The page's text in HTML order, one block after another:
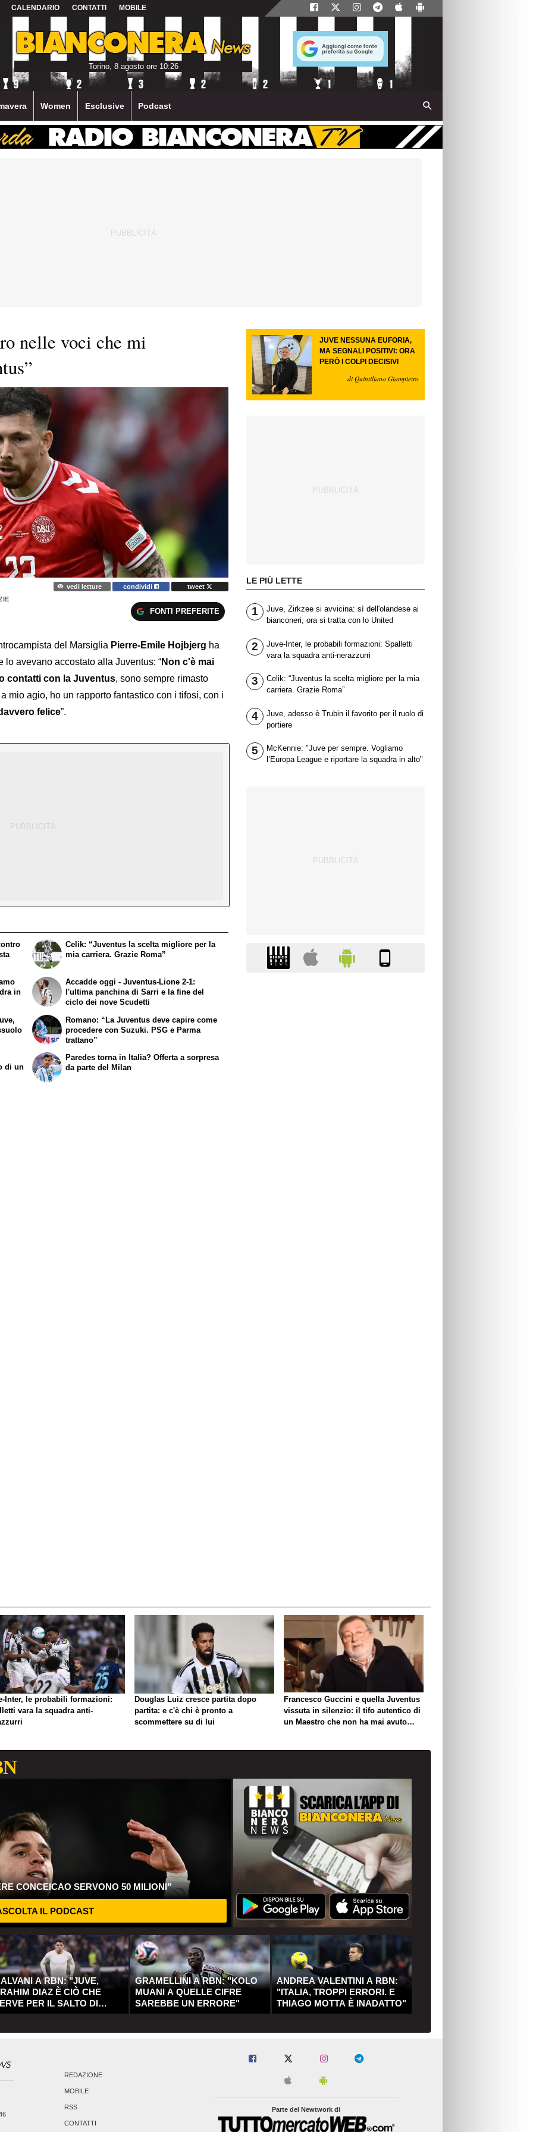
CALENDARIO CONTATTI MOBILE
Torino, 8 agosto ore 10:26
Women Esclusive Podcast
nelle voci che mi
vedi letture condividi
tweet
FONTI PREFERITE
del Marsiglia Pierre-Emile Hojbjerg ha
avevano accostato alla Juventus: “Non c'è mai
contatti con la Juventus, sono sempre rimasto
mio agio, ho un rapporto fantastico con i tifosi, con i
felice”.
in
Celik: “Juventus la scelta migliore per la
mia carriera. Grazie Roma”
Accadde oggi - Juventus-Lione 2-1:
l'ultima panchina di Sarri e la fine del
ciclo dei nove Scudetti
di un
Romano: “La Juventus deve capire come
procedere con Suzuki. PSG e Parma
trattano”
Paredes torna in Italia? Offerta a sorpresa
da parte del Milan
JUVE NESSUNA EUFORIA,
MA SEGNALI POSITIVI: ORA
PERÒ I COLPI DECISIVI
di Quintiliano Giampietro
LE PIÙ LETTE
1
Juve, Zirkzee si avvicina: sì dell'olandese ai
bianconeri, ora si tratta con lo United
2
Juve-Inter, le probabili formazioni: Spalletti
vara la squadra anti-nerazzurri
3
Celik: “Juventus la scelta migliore per la mia
carriera. Grazie Roma”
4
Juve, adesso è Trubin il favorito per il ruolo di
portiere
5
McKennie: "Juve per sempre. Vogliamo
l’Europa League e riportare la squadra in alto"
Inter, le probabili formazioni:
vara la squadra anti-
Douglas Luiz cresce partita dopo
partita: e c'è chi è pronto a
scommettere su di lui
Francesco Guccini e quella Juventus
vissuta in silenzio: il tifo autentico di
un Maestro che non ha mai avuto
CONCEICAO SERVONO 50 MILIONI"
IL PODCAST
A RBN: "JUVE,
DIAZ È CIÒ CHE
PER IL SALTO DI
GRAMELLINI A RBN: "KOLO
MUANI A QUELLE CIFRE
SAREBBE UN ERRORE"
ANDREA VALENTINI A RBN:
"ITALIA, TROPPI ERRORI. E
THIAGO MOTTA È INADATTO"
REDAZIONE
MOBILE
RSS
CONTATTI
Parte del Newtwork di